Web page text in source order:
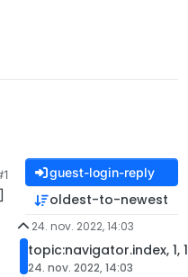
guest-login-reply
oldest-to-newest
24. nov. 2022, 14:03
topic:navigator.index, 1, 1
24. nov. 2022, 14:03